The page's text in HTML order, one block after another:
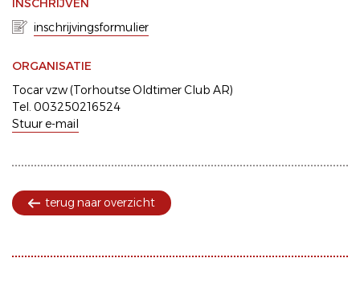
INSCHRIJVEN
inschrijvingsformulier
ORGANISATIE
Tocar vzw (Torhoutse Oldtimer Club AR)
Tel. 003250216524
Stuur e-mail
terug naar overzicht